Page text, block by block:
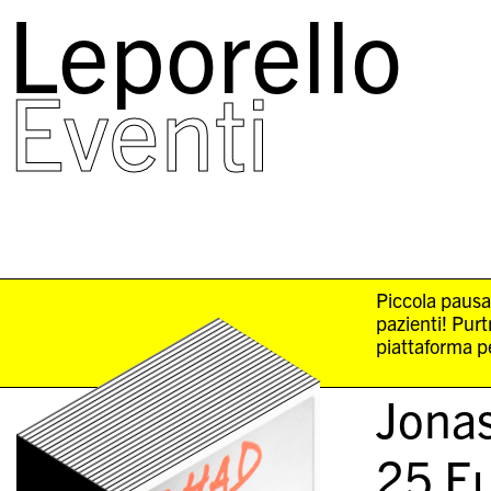
Leporello
Eventi
Piccola
pazienti!
piattaforma
25